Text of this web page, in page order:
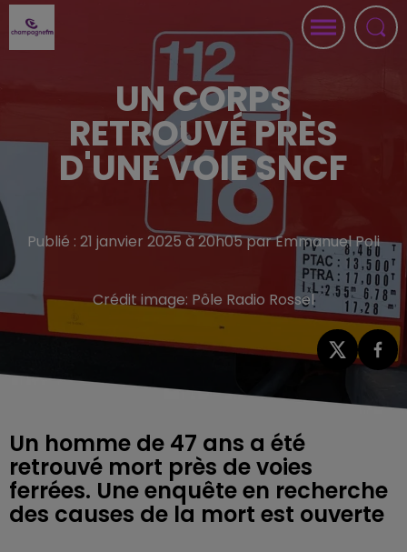
UN CORPS
RETROUVÉ PRÈS
D'UNE VOIE SNCF
Publié : 21 janvier 2025 à 20h05 par Emmanuel Poli
Crédit image: Pôle Radio Rossel
Un homme de 47 ans a été
retrouvé mort près de voies
ferrées. Une enquête en recherche
des causes de la mort est ouverte